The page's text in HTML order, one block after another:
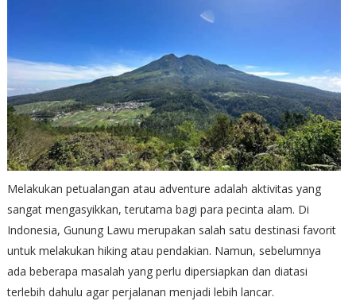
Melakukan petualangan atau adventure adalah aktivitas yang
sangat mengasyikkan, terutama bagi para pecinta alam. Di
Indonesia, Gunung Lawu merupakan salah satu destinasi favorit
untuk melakukan hiking atau pendakian. Namun, sebelumnya
ada beberapa masalah yang perlu dipersiapkan dan diatasi
terlebih dahulu agar perjalanan menjadi lebih lancar.